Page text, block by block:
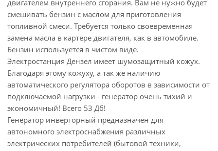
двигателем внутреннего сгорания. Вам не нужно будет
смешивать бензин с маслом для приготовления
топливной смеси. Требуется только своевременная
замена масла в картере двигателя, как в автомобиле.
Бензин используется в чистом виде.
Электростанция Дензел имеет шумозащитный кожух.
Благодаря этому кожуху, а так же наличию
автоматического регулятора оборотов в зависимости от
подключаемой нагрузки - генератор очень тихий и
экономичный! Всего 53 Дб!
Генератор инверторный предназначен для
автономного электроснабжения различных
электрических потребителей (бытовой техники,